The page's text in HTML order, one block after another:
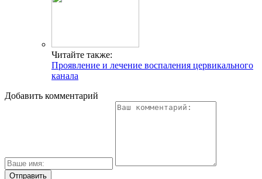
Читайте также:
Проявление и лечение воспаления цервикального
канала
Добавить комментарий